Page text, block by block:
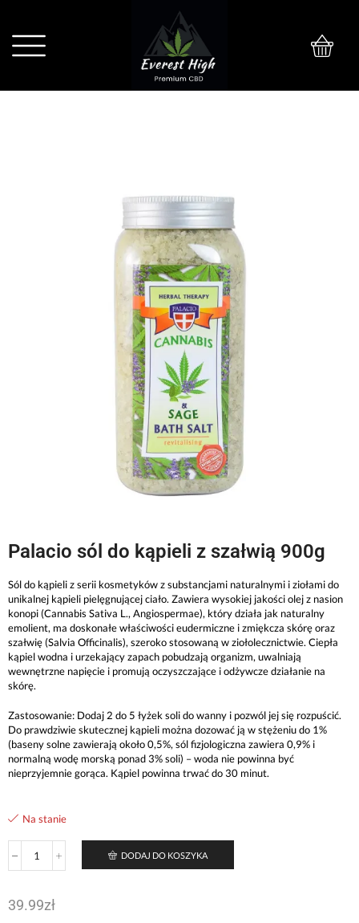
Palacio sól do kąpieli z szałwią 900g
Sól do kąpieli z serii kosmetyków z substancjami naturalnymi i ziołami do
unikalnej kąpieli pielęgnującej ciało. Zawiera wysokiej jakości olej z nasion
konopi (Cannabis Sativa L., Angiospermae), który działa jak naturalny
emolient, ma doskonałe właściwości eudermiczne i zmiękcza skórę oraz
szałwię (Salvia Officinalis), szeroko stosowaną w ziołolecznictwie. Ciepła
kąpiel wodna i urzekający zapach pobudzają organizm, uwalniają
wewnętrzne napięcie i promują oczyszczające i odżywcze działanie na
skórę.
Zastosowanie: Dodaj 2 do 5 łyżek soli do wanny i pozwól jej się rozpuścić.
Do prawdziwie skutecznej kąpieli można dozować ją w stężeniu do 1%
(baseny solne zawierają około 0,5%, sól fizjologiczna zawiera 0,9% i
normalną wodę morską ponad 3% soli) – woda nie powinna być
nieprzyjemnie gorąca. Kąpiel powinna trwać do 30 minut.
Na stanie
DODAJ DO KOSZYKA
39.99zł